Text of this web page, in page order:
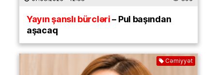
Yayın şanslı bürcləri– Pul başından
aşacaq
Cəmiyyət